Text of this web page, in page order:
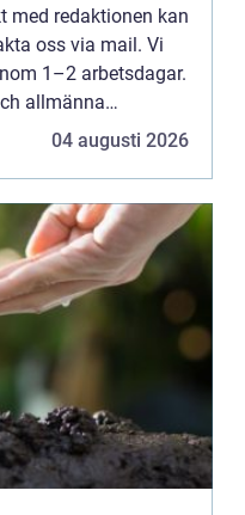
med redaktionen kan
oss via mail. Vi
1–2 arbetsdagar.
allmänna
vår sida.04 augusti 2026